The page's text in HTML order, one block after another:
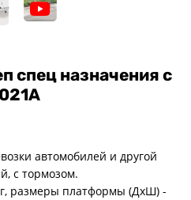
Прицепы с тормозом
Прицепы для мотоциклов
болотохода
Прицепы для мотоблока
спец назначения с
автомобилей и другой
с тормозом.
размеры платформы (ДхШ) -